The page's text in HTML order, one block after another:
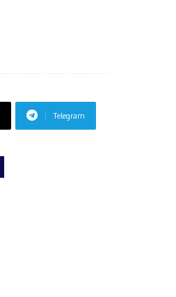
Telegram